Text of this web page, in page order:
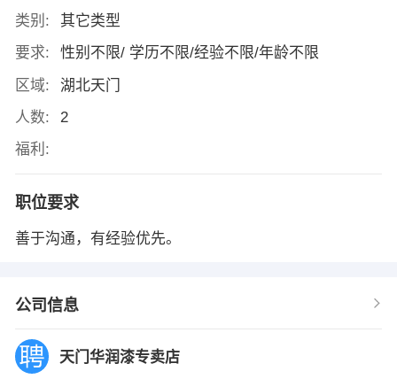
类别:
其它类型
要求:
性别不限/ 学历不限/经验不限/年龄不限
区域:
湖北天门
人数:
2
福利:
职位要求
善于沟通，有经验优先。
公司信息
天门华润漆专卖店